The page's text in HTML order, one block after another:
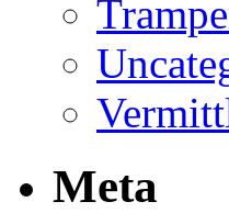
Meta